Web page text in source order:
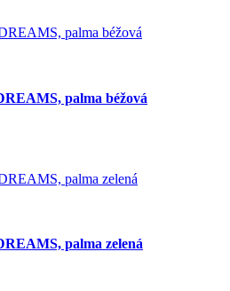
palma béžová
palma zelená